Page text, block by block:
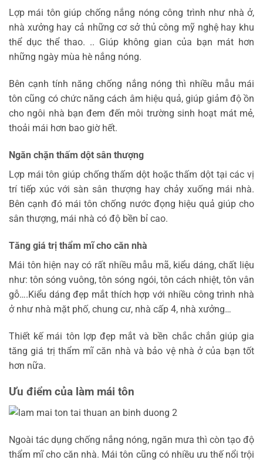
Lợp mái tôn giúp chống nắng nóng công trình như nhà ở,
nhà xưởng hay cả những cơ sở thủ công mỹ nghệ hay khu
thể dục thể thao. .. Giúp không gian của bạn mát hơn
những ngày mùa hè nắng nóng.
Bên cạnh tính năng chống nắng nóng thì nhiều mẫu mái
tôn cũng có chức năng cách âm hiệu quả, giúp giảm độ ồn
cho ngôi nhà bạn đem đến môi trường sinh hoạt mát mẻ,
thoải mái hơn bao giờ hết.
Ngăn chặn thấm dột sân thượng
Lợp mái tôn giúp chống thấm dột hoặc thấm dột tại các vị
trí tiếp xúc với sàn sân thượng hay chảy xuống mái nhà.
Bên cạnh đó mái tôn chống nước đọng hiệu quả giúp cho
sân thượng, mái nhà có độ bền bỉ cao.
Tăng giá trị thẩm mĩ cho căn nhà
Mái tôn hiện nay có rất nhiều mẫu mã, kiểu dáng, chất liệu
như: tôn sóng vuông, tôn sóng ngói, tôn cách nhiệt, tôn vân
gỗ….Kiểu dáng đẹp mắt thích hợp với nhiều công trình nhà
ở như nhà mặt phố, chung cư, nhà cấp 4, nhà xưởng…
Thiết kế mái tôn lợp đẹp mắt và bền chắc chắn giúp gia
tăng giá trị thẩm mĩ căn nhà và bảo vệ nhà ở của bạn tốt
hơn nữa.
Ưu điểm của làm mái tôn
Ngoài tác dụng chống nắng nóng, ngăn mưa thì còn tạo độ
thẩm mĩ cho căn nhà. Mái tôn cũng có nhiều ưu thế nổi trội